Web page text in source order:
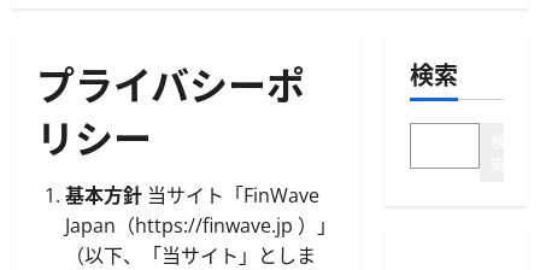
ー
プライバシーポ
リシー
基本方針 当サイト「FinWave
Japan（https://finwave.jp ）」
（以下、「当サイト」としま
検索